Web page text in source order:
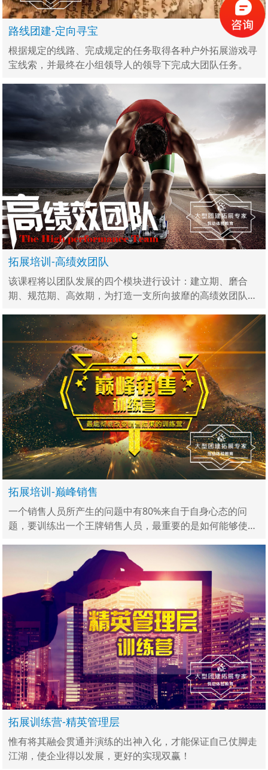
路线团建-定向寻宝
根据规定的线路、完成规定的任务取得各种户外拓展游戏寻
宝线索，并最终在小组领导人的领导下完成大团队任务。
拓展培训-高绩效团队
该课程将以团队发展的四个模块进行设计：建立期、磨合
期、规范期、高效期，为打造一支所向披靡的高绩效团队而
拓展培训-巅峰销售
一个销售人员所产生的问题中有80%来自于自身心态的问
题，要训练出一个王牌销售人员，最重要的是如何能够使他
拓展训练营-精英管理层
惟有将其融会贯通并演练的出神入化，才能保证自己仗脚走
江湖，使企业得以发展，更好的实现双赢！